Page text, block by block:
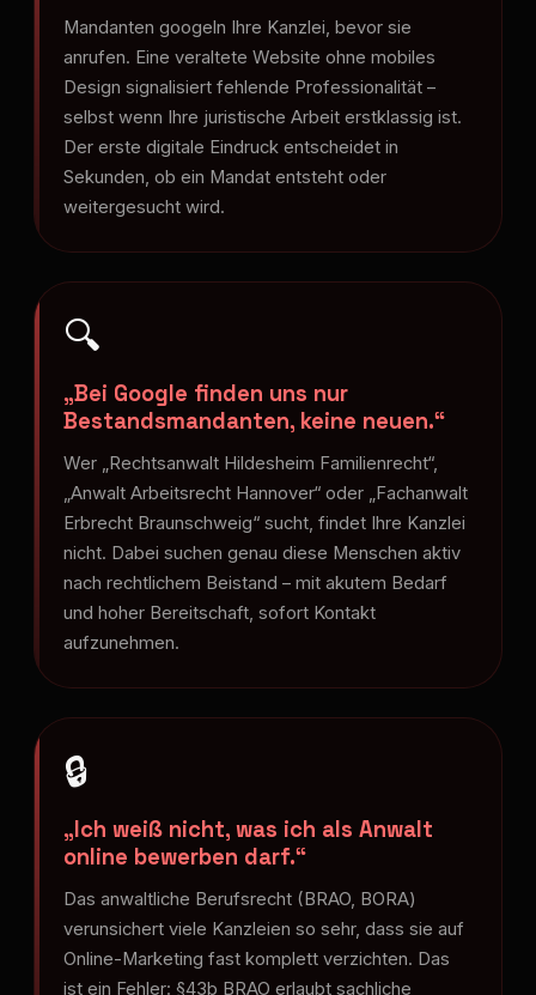
Mandanten googeln Ihre Kanzlei, bevor sie
anrufen. Eine veraltete Website ohne mobiles
Design signalisiert fehlende Professionalität –
selbst wenn Ihre juristische Arbeit erstklassig ist.
Der erste digitale Eindruck entscheidet in
Sekunden, ob ein Mandat entsteht oder
weitergesucht wird.
🔍
„Bei Google finden uns nur
Bestandsmandanten, keine neuen.“
Wer „Rechtsanwalt Hildesheim Familienrecht“,
„Anwalt Arbeitsrecht Hannover“ oder „Fachanwalt
Erbrecht Braunschweig“ sucht, findet Ihre Kanzlei
nicht. Dabei suchen genau diese Menschen aktiv
nach rechtlichem Beistand – mit akutem Bedarf
und hoher Bereitschaft, sofort Kontakt
aufzunehmen.
🔒
„Ich weiß nicht, was ich als Anwalt
online bewerben darf.“
Das anwaltliche Berufsrecht (BRAO, BORA)
verunsichert viele Kanzleien so sehr, dass sie auf
Online-Marketing fast komplett verzichten. Das
ist ein Fehler: §43b BRAO erlaubt sachliche